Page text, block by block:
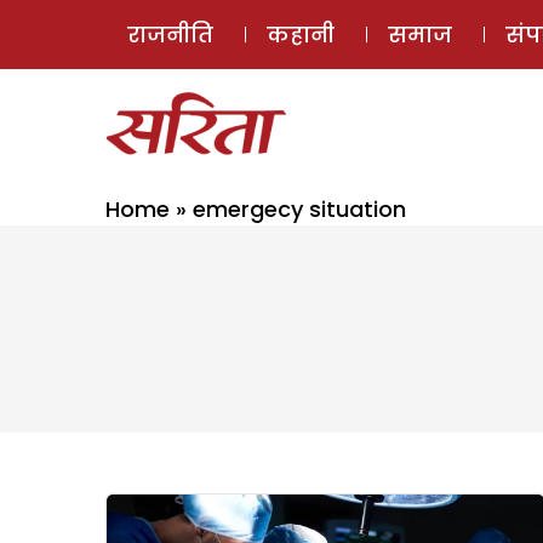
राजनीति कहानी समाज
Home » emergecy situation